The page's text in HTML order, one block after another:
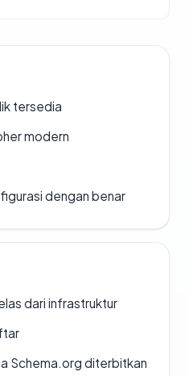
tersedia
modern
dengan benar
dari infrastruktur
Schema.org diterbitkan